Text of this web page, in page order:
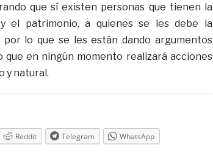
que sí existen personas que tienen la
el patrimonio, a quienes se les debe la
por lo que se les están dando argumentos
en ningún momento realizará acciones
y natural.
Reddit Telegram
WhatsApp